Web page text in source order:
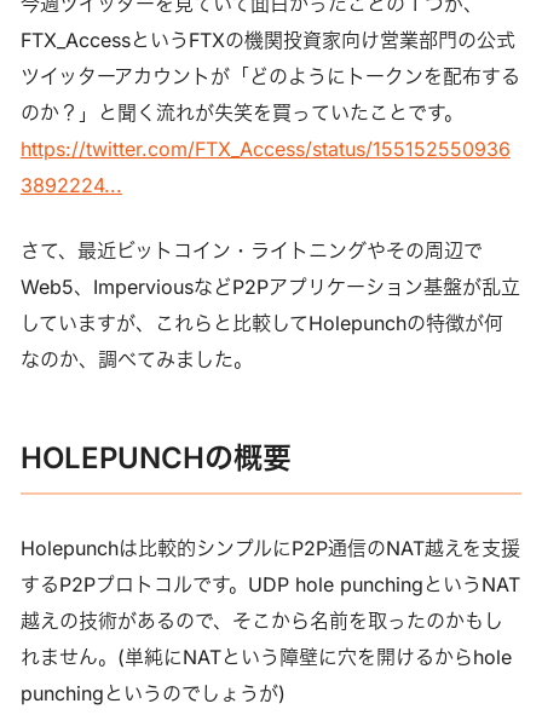
FTX_AccessというFTXの機関投資家向け営業部門の公式
ツイッターアカウントが「どのようにトークンを配布する
のか？」と聞く流れが失笑を買っていたことです。
https://twitter.com/FTX_Access/status/155152550936
3892224...
さて、最近ビットコイン・ライトニングやその周辺で
Web5、ImperviousなどP2Pアプリケーション基盤が乱立
していますが、これらと比較してHolepunchの特徴が何
なのか、調べてみました。
HOLEPUNCHの概要
Holepunchは比較的シンプルにP2P通信のNAT越えを支援
するP2Pプロトコルです。UDP hole punchingというNAT
越えの技術があるので、そこから名前を取ったのかもし
れません。(単純にNATという障壁に穴を開けるからhole
punchingというのでしょうが)